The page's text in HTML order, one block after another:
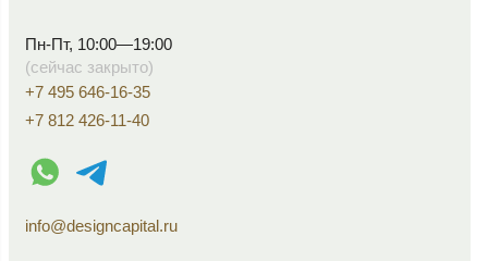
Пн-Пт, 10:00—19:00
(сейчас закрыто)
+7 495 646-16-35
+7 812 426-11-40
WhatsApp контакт
Telegram контакт
info@designcapital.ru